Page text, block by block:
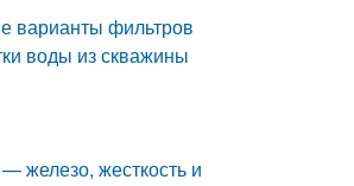
варианты фильтров
воды из скважины
железо, жесткость и